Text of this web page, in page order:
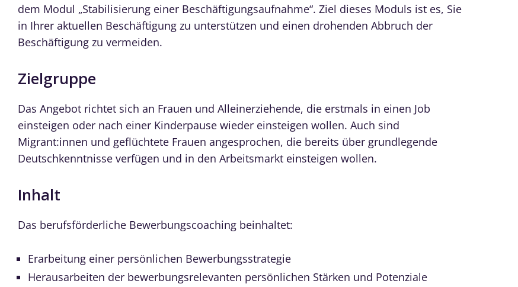
dem Modul „Stabilisierung einer Beschäftigungsaufnahme“. Ziel dieses Moduls ist es, Sie
in Ihrer aktuellen Beschäftigung zu unterstützen und einen drohenden Abbruch der
Beschäftigung zu vermeiden.
Zielgruppe
Das Angebot richtet sich an Frauen und Alleinerziehende, die erstmals in einen Job
einsteigen oder nach einer Kinderpause wieder einsteigen wollen. Auch sind
Migrant:innen und geflüchtete Frauen angesprochen, die bereits über grundlegende
Deutschkenntnisse verfügen und in den Arbeitsmarkt einsteigen wollen.
Inhalt
Das berufsförderliche Bewerbungscoaching beinhaltet:
Erarbeitung einer persönlichen Bewerbungsstrategie
Herausarbeiten der bewerbungsrelevanten persönlichen Stärken und Potenziale